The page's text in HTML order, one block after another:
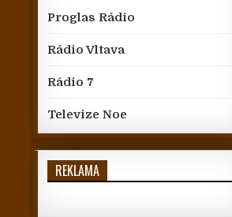
Proglas Rádio
Rádio Vltava
Rádio 7
Televize Noe
REKLAMA